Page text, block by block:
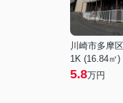
1K (16.84㎡)
5.8万円